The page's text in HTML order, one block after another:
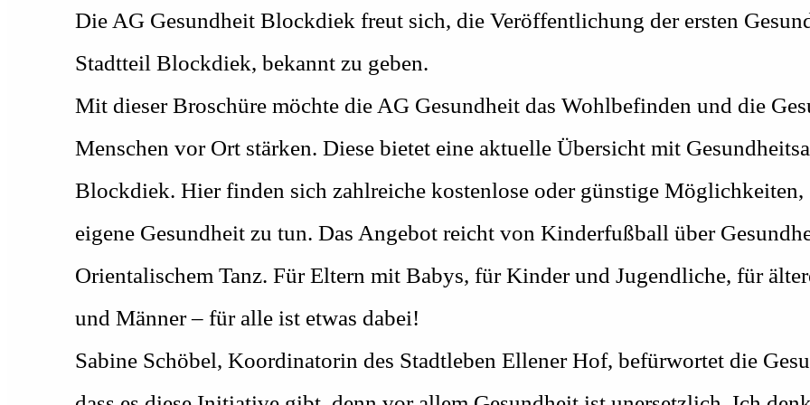
Die AG Gesundheit Blockdiek freut sich, die Veröffentlichung der ersten
Stadtteil Blockdiek, bekannt zu geben.
Mit dieser Broschüre möchte die AG Gesundheit das Wohlbefinden und die
Menschen vor Ort stärken. Diese bietet eine aktuelle Übersicht mit
Blockdiek. Hier finden sich zahlreiche kostenlose oder günstige
eigene Gesundheit zu tun. Das Angebot reicht von Kinderfußball über
Orientalischem Tanz. Für Eltern mit Babys, für Kinder und Jugendliche, für
und Männer – für alle ist etwas dabei!
Sabine Schöbel, Koordinatorin des Stadtleben Ellener Hof, befürwortet die